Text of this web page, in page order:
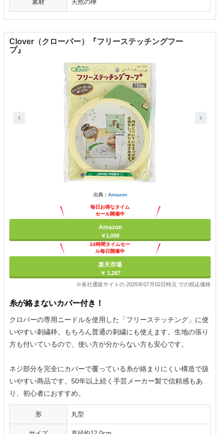
素材 天然の欅
Clover（クローバー）『フリーステッチングフー
プ』
出典： Amazon
毎日お得なタイム
セール開催中
Amazon
￥1,098
24時間タイムセー
ル毎日開催中
楽天市場
￥ 1,287
※各社通販サイトの 2025年07月02日時点 での税込価格
糸が絡まないカバー付き！
クロバーの専用ニードルを使用した「フリーステッチング」に使
いやすい刺繍枠。もちろん普通の刺繍にも使えます。生地の張り
方も付いているので、使い方が分からない方も安心です。
ネジ部分を完全にカバーで覆っている糸が絡まりにくい構造で扱
いやすい商品です。50年以上続く手芸メーカー製で信頼感もあ
り、初心者におすすめ。
形 丸型